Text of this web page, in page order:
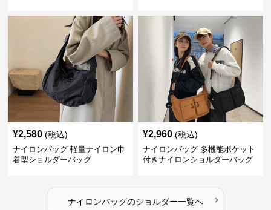
¥2,580 (税込)
ナイロンバッグ 軽量ナイロン巾
着型ショルダーバッグ
¥2,960 (税込)
ナイロンバッグ 多機能ポケット
付きナイロンショルダーバッグ
ナイロンバッグのショルダー一覧へ ›